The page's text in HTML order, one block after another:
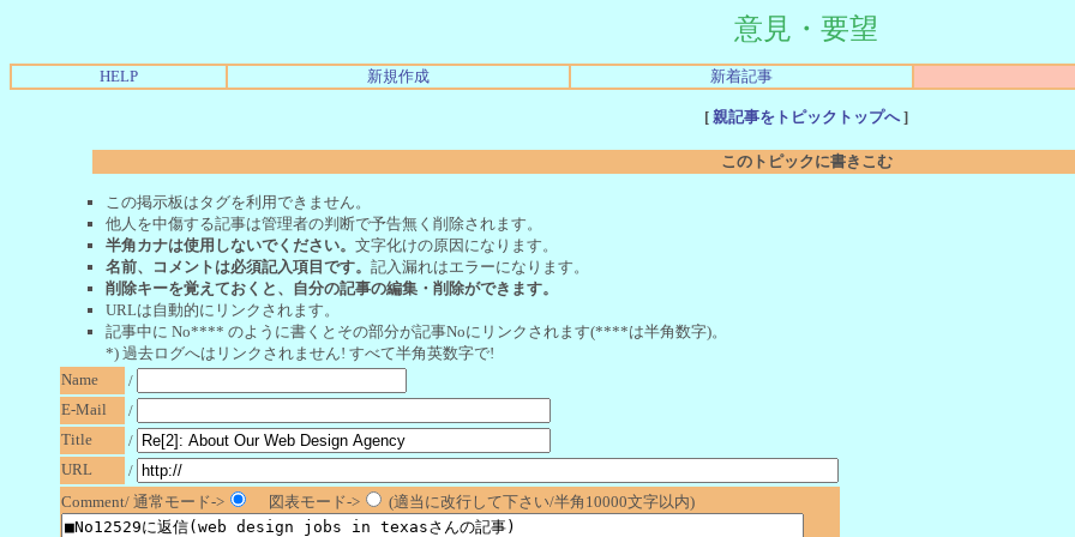
意見・要望
HELP 新規作成 新着記事
[ 親記事をトピックトップへ]
このトピックに書きこむ
この掲示板はタグを利用できません。
他人を中傷する記事は管理者の判断で予告無く削除されます。
半角カナは使用しないでください。 文字化けの原因になります。
名前、コメントは必須記入項目です。 記入漏れはエラーになります。
削除キーを覚えておくと、自分の記事の編集・削除ができます。
URLは自動的にリンクされます。
記事中に No**** のように書くとその部分が記事Noにリンクされます(****は半角数字)。
*) 過去ログへはリンクされません! すべて半角英数字で!
Name
/
E-Mail
/
Title
/
URL
/
Comment/ 通常モード->
図表モード-> (適当に改行して下さい/半角10000文字以内)